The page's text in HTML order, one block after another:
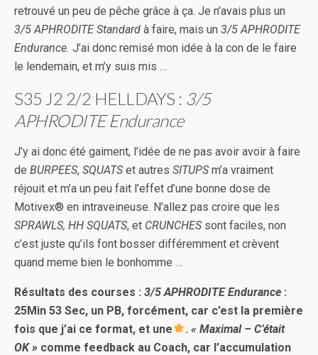
retrouvé un peu de pêche grâce à ça. Je n’avais plus un
3/5APHRODITEStandard à faire, mais un 3/5APHRODITE
Endurance. J’ai donc remisé mon idée à la con de le faire
le lendemain, et m’y suis mis …
S35 J2 2/2 HELLDAYS : 3/5
APHRODITE Endurance
J’y ai donc été gaiment, l’idée de ne pas avoir avoir à faire
de BURPEES, SQUATS et autres SITUPS m’a vraiment
réjouit et m’a un peu fait l’effet d’une bonne dose de
Motivex® en intraveineuse. N’allez pas croire que les
SPRAWLS, HH SQUATS, et CRUNCHES sont faciles, non
c’est juste qu’ils font bosser différemment et crèvent
quand meme bien le bonhomme …
Résultats des courses : 3/5 APHRODITE Endurance :
25Min 53 Sec, un PB, forcément, car c’est la première
fois que j’ai ce format, et une
.« Maximal – C’était
OK » comme feedback au Coach, car l’accumulation